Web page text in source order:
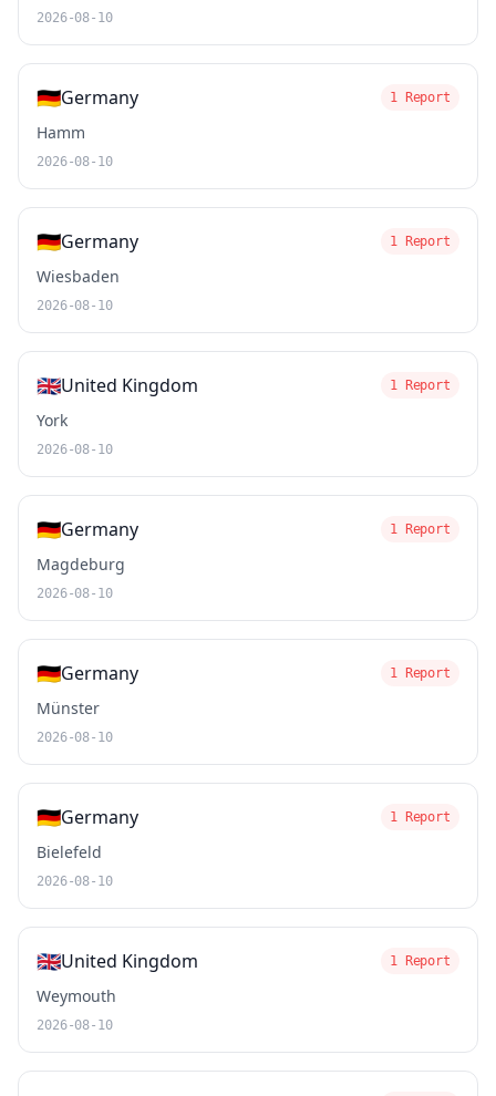
2026-08-10
🇩🇪Germany 1 Report
Hamm
2026-08-10
🇩🇪Germany 1 Report
Wiesbaden
2026-08-10
🇬🇧United Kingdom 1 Report
York
2026-08-10
🇩🇪Germany 1 Report
Magdeburg
2026-08-10
🇩🇪Germany 1 Report
Münster
2026-08-10
🇩🇪Germany 1 Report
Bielefeld
2026-08-10
🇬🇧United Kingdom 1 Report
Weymouth
2026-08-10